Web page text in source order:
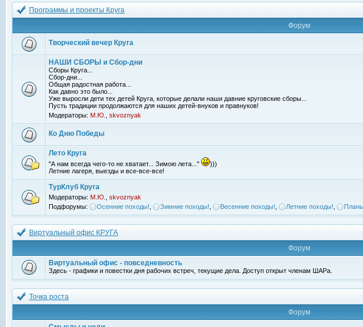
Программы и проекты Круга
Форум
Творческий вечер Круга
НАШИ СБОРЫ и Сбор-дни
Сборы Круга...
Сбор-дни...
Общая радостная работа...
Как давно это было...
Уже выросли дети тех детей Круга, которые делали наши давние круговские сборы...
Пусть традиции продолжаются для наших детей-внуков и правнуков!
Модераторы: М.Ю. skvoznyak
Ко Дню Победы
Лето Круга
"А нам всегда чего-то не хватает... Зимою лета..."
)))
Летние лагеря, выезды и все-все-все!
ТурКлуб Круга
Модераторы: М.Ю.
skvoznyak
Подфорумы:
Осенние походы! Зимние походы! Весенние походы! Летние походы!
Виртуальный офис КРУГА
Форум
Виртуальный офис - повседневность
Здесь - графики и повестки дня рабочих встреч, текущие дела. Доступ открыт членам ШАРа.
Точка роста
Форум